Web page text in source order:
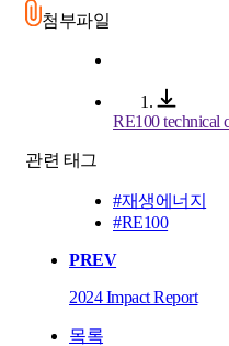
첨부파일
RE100 technical
관련 태그
#재생에너지
#RE100
PREV
2024 Impact Report
목록